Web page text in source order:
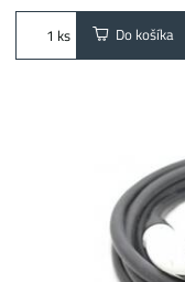
ks Do košíka